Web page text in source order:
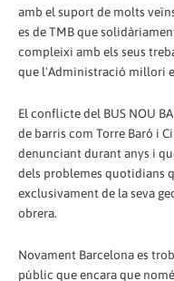
amb el suport de molts
es de TMB que
compleixi amb els seus
que l'Administració millori
El conflicte del BUS NOU
de barris com Torre Baró i
denunciant durant anys i
dels problemes quotidians
exclusivament de la seva
obrera.
Novament Barcelona es
públic que encara que